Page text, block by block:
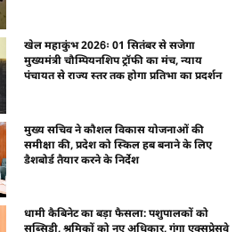
खेल महाकुंभ 2026ः 01 सितंबर से सजेगा
मुख्यमंत्री चौम्पियनशिप ट्रॉफी का मंच, न्याय
पंचायत से राज्य स्तर तक होगा प्रतिभा का प्रदर्शन
मुख्य सचिव ने कौशल विकास योजनाओं की
समीक्षा की, प्रदेश को स्किल हब बनाने के लिए
डैशबोर्ड तैयार करने के निर्देश
धामी कैबिनेट का बड़ा फैसला: पशुपालकों को
सब्सिडी, श्रमिकों को नए अधिकार, गंगा एक्सप्रेसवे